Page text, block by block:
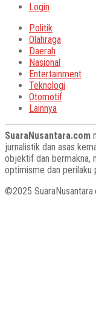
Login
Politik
Olahraga
Daerah
Nasional
Entertainment
Teknologi
Otomotif
Lainnya
SuaraNusantara.com
jurnalistik dan asas
objektif dan bermakna,
optimisme dan perilaku
©2025